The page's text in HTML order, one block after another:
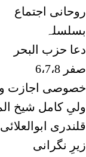
روحانی اجتماع
بسلسلہ
دعا حزب البحر
6،7،8 صفر
خصوصی اجازت
ولیِ کامل شیخ
قلندری
زیرِ نگرانی